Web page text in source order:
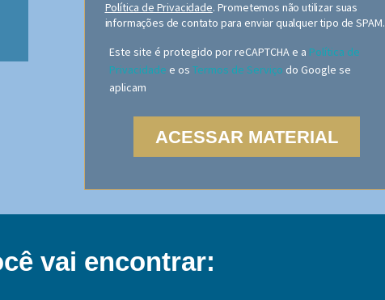
Política de Privacidade. Prometemos não utilizar suas
informações de contato para enviar qualquer tipo de SPAM.
Este site é protegido por reCAPTCHA e a Política de
Privacidade e os Termos de Serviço do Google se
aplicam
ACESSAR MATERIAL
vai encontrar: